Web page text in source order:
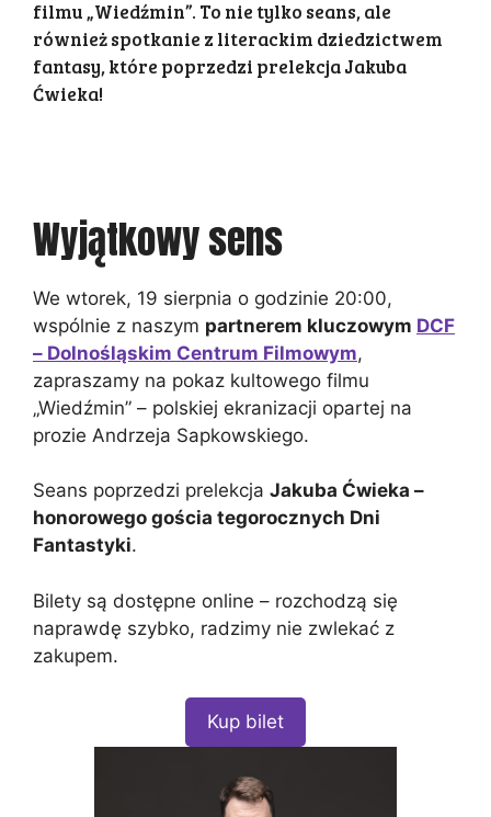
filmu „Wiedźmin”. To nie tylko seans, ale
również spotkanie z literackim dziedzictwem
fantasy, które poprzedzi prelekcja Jakuba
Ćwieka!
Wyjątkowy sens
We wtorek, 19 sierpnia o godzinie 20:00,
wspólnie z naszym partnerem kluczowym DCF
– Dolnośląskim Centrum Filmowym,
zapraszamy na pokaz kultowego filmu
„Wiedźmin” – polskiej ekranizacji opartej na
prozie Andrzeja Sapkowskiego.
Seans poprzedzi prelekcja Jakuba Ćwieka –
honorowego gościa tegorocznych Dni
Fantastyki.
Bilety są dostępne online – rozchodzą się
naprawdę szybko, radzimy nie zwlekać z
zakupem.
Kup bilet